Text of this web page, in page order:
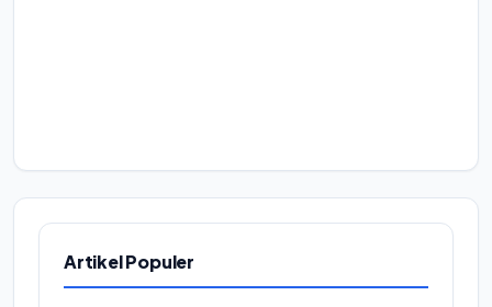
Artikel Populer